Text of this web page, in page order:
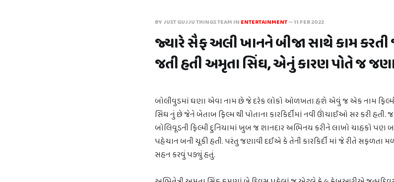
BY JUST GUJJU THINGS TEAM IN ENTERTAINMENT—11 FEB 2022
જ્યારે સૈફ અલી ખાનને બીજા સાથે કામ
જતી હતી અમૃતા સિંઘ, એનું કારણ પોતે જ
બોલીવુડમાં ઘણા એવા નામ છે જે દરેક લોકો ઓળખતા હશે એવું જ એક નામ ફિલ્મી
સિંઘ નું છે જેને બેતાબ ફિલ્મ થી પોતાના કારકિર્દીમાં નવી ઊંચાઈઓ સર કરી
બોલિવૂડની ફિલ્મી દુનિયામાં ખુબ જ શાનદાર અભિનય કરીને લાખો ચાહકો પણ
પહેચાન બની ચૂકી હતી. પરંતુ જણાવી દઈએ કે તેની કારકિર્દી માં જે રીતે સફળતા
સહન કરવું પડ્યું હતું.